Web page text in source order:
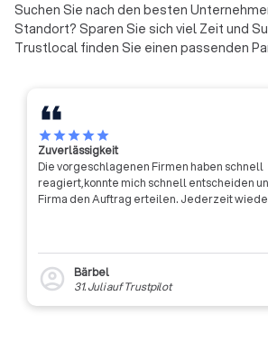
Suchen Sie nach den besten
Standort? Sparen Sie sich viel Zeit und
Trustlocal finden Sie einen passenden
starstarstarstarstar
Zuverlässigkeit
Die vorgeschlagenen Firmen haben schnell
reagiert,konnte mich schnell entscheiden
Firma den Auftrag erteilen. Jederzeit
account_circle
Bärbel
31. Juliauf Trustpilot